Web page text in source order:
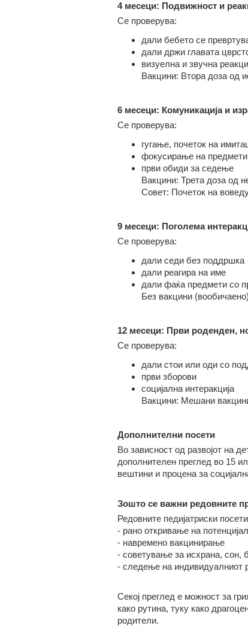
4 месеци: Подвижност и
Се проверува:
дали бебето се
дали држи главата
визуелна и звучна
Вакцини: Втора доза од
6 месеци: Комуникација и
Се проверува:
гугање, почеток на
фокусирање на предмети
први обиди за седење
Вакцини: Трета доза од
Совет: Почеток на
9 месеци: Поголема
Се проверува:
дали седи без поддршка
дали реагира на име
дали фаќа предмети со
Без вакцини
12 месеци: Први роденден,
Се проверува:
дали стои или оди со
први зборови
социјална интеракција
Вакцини: Мешани
Дополнителни посети
Во зависност од развојот на
дополнителен преглед во 15
вештини и процена за
Зошто се важни редовните
Редовните педијатриски
- рано откривање на
- навремено вакцинирање
- советување за исхрана, сон,
- следење на индивидуалниот
Секој преглед е можност за
како рутина, туку како
родители.